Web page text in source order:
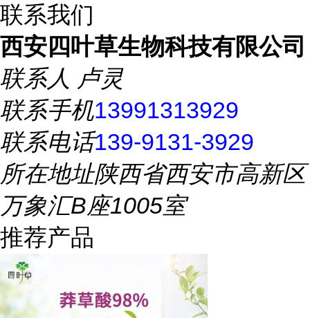
联系我们
西安四叶草生物科技有限公司
联系人 卢灵
联系手机13991313929
联系电话139-9131-3929
所在地址陕西省西安市高新区
万象汇B座1005室
推荐产品